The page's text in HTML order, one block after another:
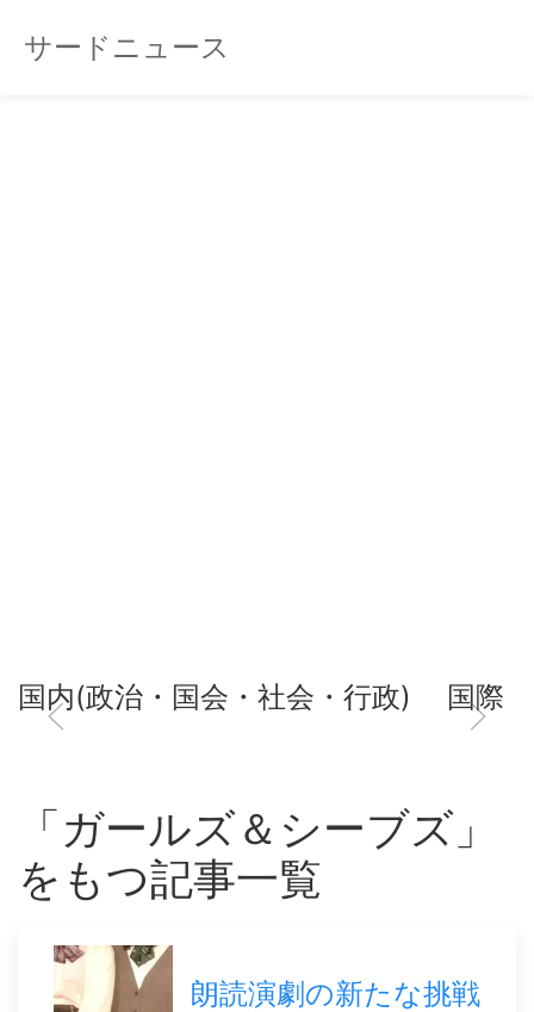
サードニュース
国内(政治・国会・社会・行政) 国際
「ガールズ＆シーブズ」
をもつ記事一覧
朗読演劇の新たな挑戦